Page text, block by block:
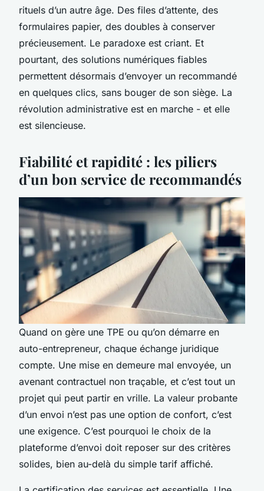
rituels d’un autre âge. Des files d’attente, des
formulaires papier, des doubles à conserver
précieusement. Le paradoxe est criant. Et
pourtant, des solutions numériques fiables
permettent désormais d’envoyer un recommandé
en quelques clics, sans bouger de son siège. La
révolution administrative est en marche - et elle
est silencieuse.
Fiabilité et rapidité : les piliers
d’un bon service de recommandés
Quand on gère une TPE ou qu’on démarre en
auto-entrepreneur, chaque échange juridique
compte. Une mise en demeure mal envoyée, un
avenant contractuel non traçable, et c’est tout un
projet qui peut partir en vrille. La valeur probante
d’un envoi n’est pas une option de confort, c’est
une exigence. C’est pourquoi le choix de la
plateforme d’envoi doit reposer sur des critères
solides, bien au-delà du simple tarif affiché.